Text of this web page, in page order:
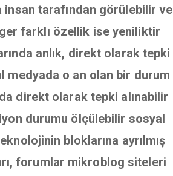
insan tarafından görülebilir ve
farklı özellik ise yeniliktir
anlık, direkt olarak tepki
medyada o an olan bir durum
direkt olarak tepki alınabilir
durumu ölçülebilir sosyal
bloklarına ayrılmış
forumlar mikroblog siteleri